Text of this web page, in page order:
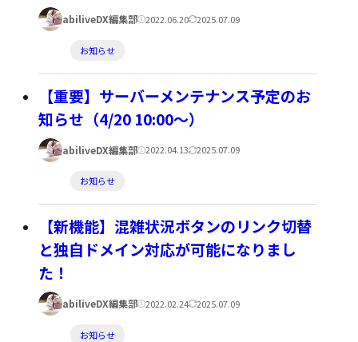
著
者:
abiliveDX編集部公2022.06.20更2025.07.09
テ
ゴ
リ
ー:
お知らせ
【重要】サーバーメンテナンス予定のお
知らせ（4/20 10:00～）
著
者:
abiliveDX編集部公
日:
2022.04.13更
日:
2025.07.09
テ
ゴ
リ
ー:
お知らせ
【新機能】混雑状況ボタンのリンク切替
と独自ドメイン対応が可能になりまし
た！
著
者:
abiliveDX編集部公2022.02.24更2025.07.09
お知らせ